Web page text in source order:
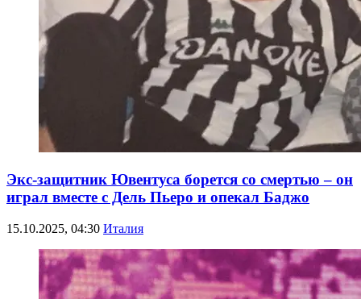
Экс-защитник Ювентуса борется со смертью – он
играл вместе с Дель Пьеро и опекал Баджо
15.10.2025, 04:30 Италия